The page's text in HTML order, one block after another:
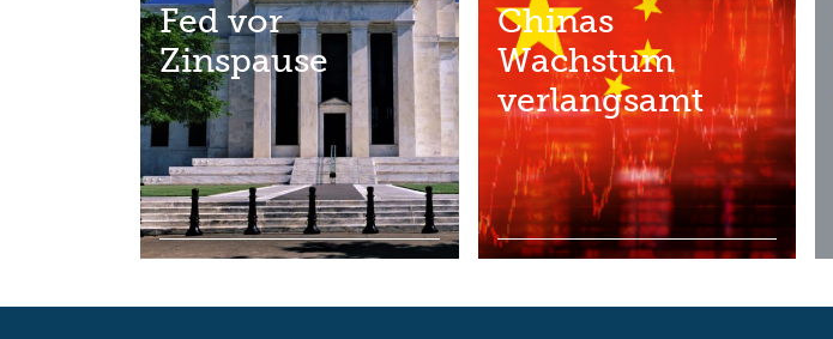
Fed vor
Zinspause
Chinas
Wachstum
verlangsamt